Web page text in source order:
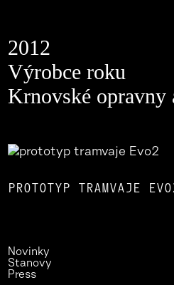
2012
Výrobce roku
Krnovské opravny
PROTOTYP TRAMVAJE
Novinky
Stanovy
Press